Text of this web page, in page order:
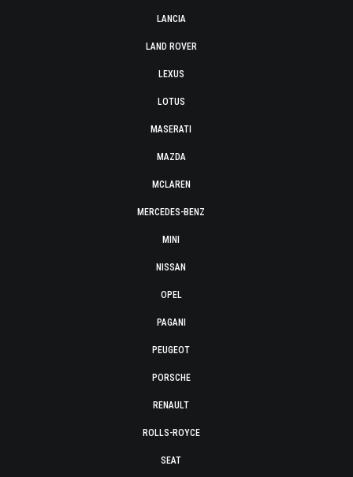
LANCIA
LAND ROVER
LEXUS
LOTUS
MASERATI
MAZDA
MCLAREN
MERCEDES-BENZ
MINI
NISSAN
OPEL
PAGANI
PEUGEOT
PORSCHE
RENAULT
ROLLS-ROYCE
SEAT